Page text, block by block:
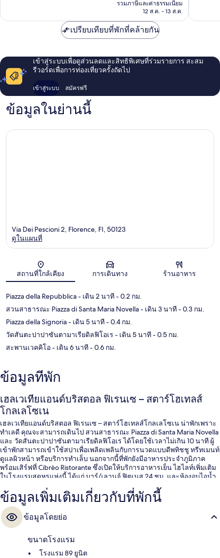
แอท
฿11,569
รวมภาษีและค่าธรรมเนียม
12 ส.ค. - 13 ส.ค.
ฟลอเร
เปรียบเทียบที่พักที่คล้ายกัน
เข้าสู่ระบบเพื่อดูส่วนลดและสิทธิพิเศษที่ร่วมรายการ สะสม
รีวอร์ดเพื่อการท่องเที่ยวครั้งถัดไป
เข้าสู่ระบบ สมัครฟรี
ข้อมูลในย่านนี้
แผนที่
Via Dei Pescioni 2, Florence, FI, 50123
ดูในแผนที่
สถานที่ใกล้เคียง การเดินทาง ร้านอาหาร
Piazza della Repubblica- เดิน 2 นาที- 0.2 กม.
สวนสาธารณะ Piazza di Santa Maria Novella- เดิน 3 นาที- 0.3 กม.
Piazza della Signoria- เดิน 5 นาที- 0.4 กม.
วัดสันตะปาปาซันตามาเรียดิลฟิโอเร - เดิน 5 นาที- 0.5 กม.
สะพานเวคคิโอ- เดิน 6 นาที- 0.6 กม.
ข้อมูลที่พัก
เฮลเวเทียแอนด์บริสตอล ฟิเรนเซ – สตาร์โฮเทลส์
โกลเลโซเน
เฮลเวเทียแอนด์บริสตอล ฟิเรนเซ – สตาร์โฮเทลส์โกลเลโซเน น่าพักเพราะ
ทำเลดี คุณจะสามารถเดินไป สวนสาธารณะ Piazza di Santa Maria Novella
และ วัดสันตะปาปาซันตามาเรียดิลฟิโอเร ได้โดยใช้เวลาไม่เกิน 10 นาที ผู้
เข้าพักสามารถเข้าใช้สปาเพื่อเพลิดเพลินกับการนวดแบบดีพทิชชู ทรีทเมนท์
ดูแลผิวหน้า หรือบริการทำเล็บ นอกจากนี้ที่พักยังมีอาหารประจำภูมิภาค
พร้อมเสิร์ฟที่ Cibrèo Ristorante ซึ่งเปิดให้บริการอาหารเย็น ไฮไลท์เพิ่มเติม
ในโรงแรมสุดหรูแห่งนี้ ได้แก่ บาร์/เลานจ์ ฟิตเนส 24 ชม. และห้องอบไอน้ำ
นักเดินทางต่างมอบคำชมเชยเกี่ยวกับพนักงานและสภาพที่พัก ใกล้ขนส่ง
สาธารณะ: เดิน 6 นาทีถึง ป้ายรถรางอูนิตา และ 8 นาทีถึง ป้ายรถรางวัล
ฟอนดา - สถานีซานตามาเรียโนเวลลา
ข้อมูลเพิ่มเติมเกี่ยวกับที่พักนี้
ข้อมูลโดยย่อ
ขนาดโรงแรม
โรงแรม 89 ยูนิต